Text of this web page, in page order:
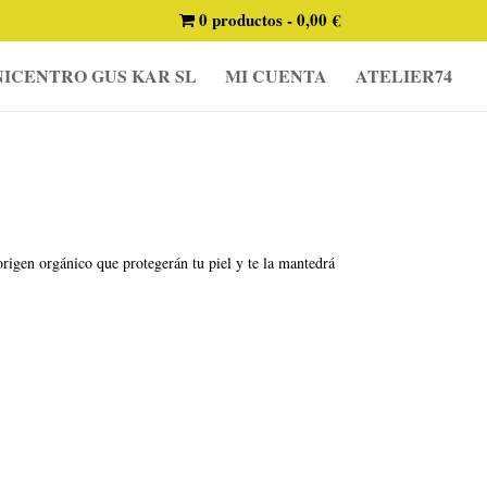
0 productos 0,00 €
GUS KAR SL MI CUENTA ATELIER74
orgánico que protegerán tu piel y te la mantedrá